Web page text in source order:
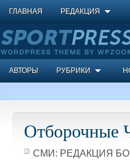
ГЛАВНАЯ РЕДАКЦИЯ
АВТОРЫ РУБРИКИ
Отборочные
СМИ: РЕДАКЦИЯ